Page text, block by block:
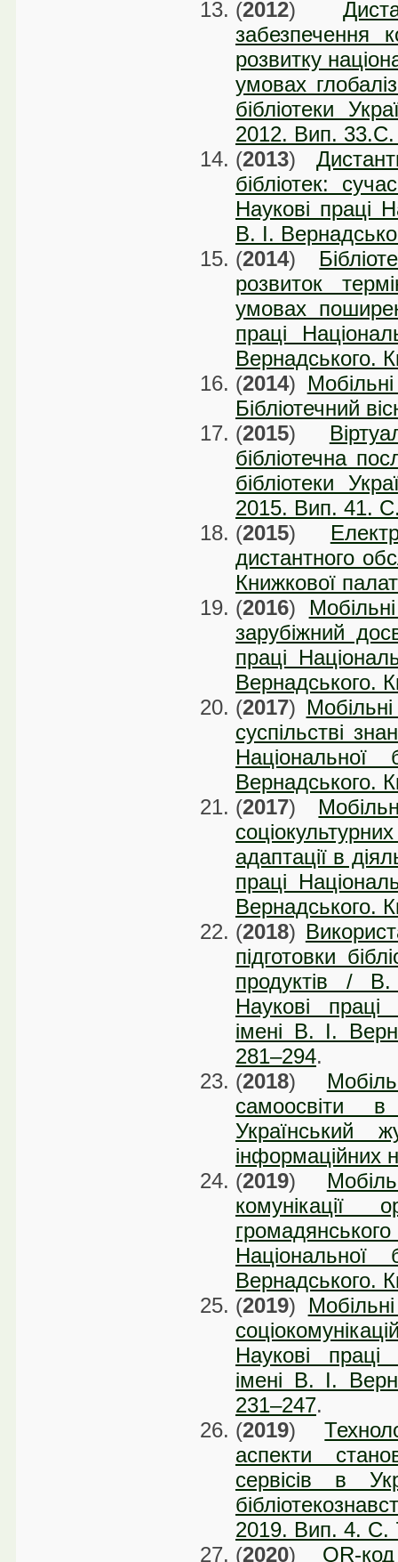
(2012)
забезпечення
розвитку
умовах
бібліотеки
2012. Вип.
(2013)
бібліотек:
Наукові праці
В. І.
(2014)
розвиток
умовах
праці
Вернадського.
(2014)
Бібліотечний
(2015)
бібліотечна
бібліотеки
2015. Вип. 41.
(2015)
дистантного
Книжкової
(2016)
зарубіжний
праці
Вернадського.
(2017)
суспільстві
Національної
Вернадського.
(2017)
адаптації в
праці
Вернадського.
(2018)
підготовки
продуктів /
Наукові праці
імені В. І.
281–294.
(2018)
самоосвіти
Український
інформаційних
(2019)
Національної
Вернадського.
(2019)
Наукові праці
імені В. І.
231–247.
(2019)
аспекти
сервісів в
2019. Вип. 4. C.
(2020) QR-